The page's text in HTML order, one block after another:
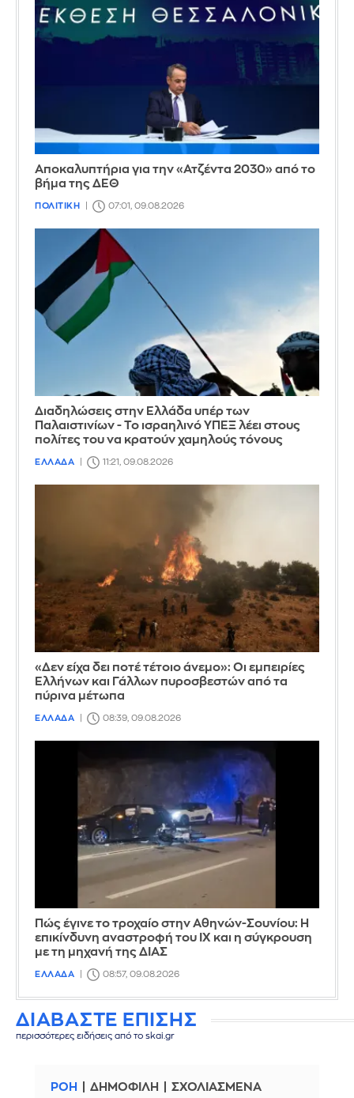
Αποκαλυπτήρια για την «Ατζέντα 2030» από το
βήμα της ΔΕΘ
ΠΟΛΙΤΙΚΗ 07:01, 09.08.2026
Διαδηλώσεις στην Ελλάδα υπέρ των
Παλαιστινίων - Το ισραηλινό ΥΠΕΞ λέει στους
πολίτες του να κρατούν χαμηλούς τόνους
ΕΛΛΑΔΑ 11:21, 09.08.2026
«Δεν είχα δει ποτέ τέτοιο άνεμο»: Οι εμπειρίες
Ελλήνων και Γάλλων πυροσβεστών από τα
πύρινα μέτωπα
ΕΛΛΑΔΑ 08:39, 09.08.2026
Πώς έγινε το τροχαίο στην Αθηνών-Σουνίου: Η
επικίνδυνη αναστροφή του ΙΧ και η σύγκρουση
με τη μηχανή της ΔΙΑΣ
ΕΛΛΑΔΑ 08:57, 09.08.2026
ΔΙΑΒΑΣΤΕ ΕΠΙΣΗΣ
περισσότερες ειδήσεις από το skai.gr
ΡΟΗ ΔΗΜΟΦΙΛΗ ΣΧΟΛΙΑΣΜΕΝΑ